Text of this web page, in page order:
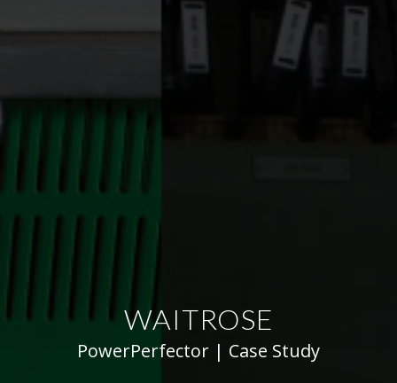
WAITROSE
PowerPerfector | Case Study